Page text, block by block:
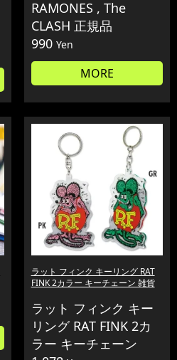
RAMONES , The
CLASH 正規品
990 Yen
MORE
ラット フィンク キーリング RAT
FINK 2カラー キーチェーン 雑貨
ラット フィンク キー
リング RAT FINK 2カ
ラー キーチェーン